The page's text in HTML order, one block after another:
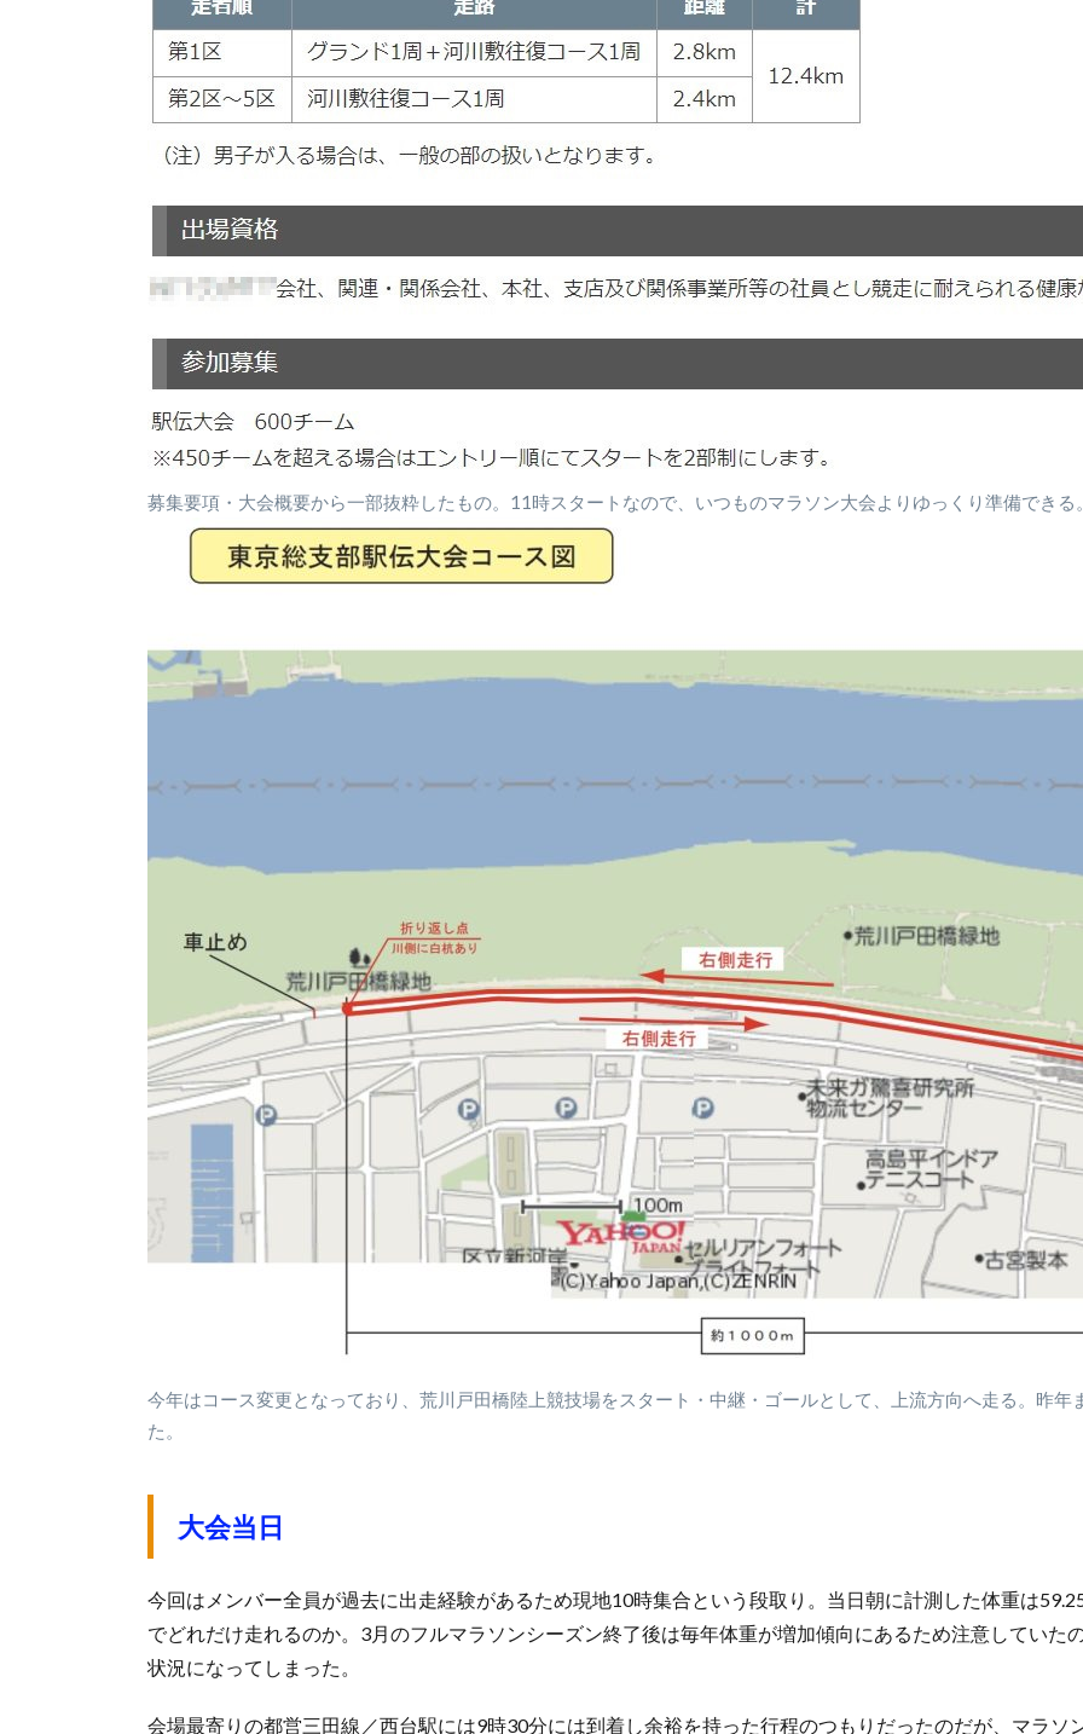
募集要項・大会概要から一部抜粋したもの。11時スタートなので、いつものマラソン大会よりゆっくり準備できる
今年はコース変更となっており、荒川戸田橋陸上競技場をスタート・中継・ゴールとして、上流方向へ走る。昨
た。
大会当日
今回はメンバー全員が過去に出走経験があるため現地10時集合という段取り。当日朝に計測した体重は
でどれだけ走れるのか。3月のフルマラソンシーズン終了後は毎年体重が増加傾向にあるため注意していた
状況になってしまった。
会場最寄りの都営三田線／西台駅には9時30分には到着し余裕を持った行程のつもりだったのだが、マラ